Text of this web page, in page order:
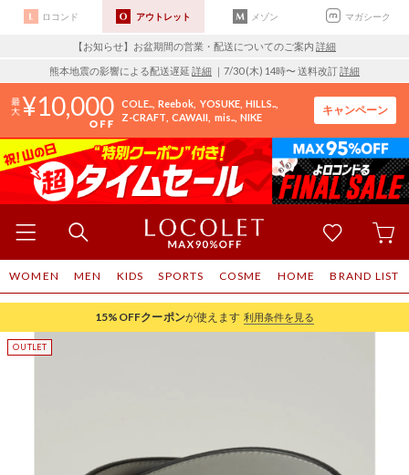
ロコンド アウトレット メゾン マガシーク
【お知らせ】お盆期間の営業・配送についてのご案内 詳細
熊本地震の影響による配送遅延 詳細 ｜7/30 (木) 14時〜 送料改訂詳細
10,000 COLE.. Reebok YOSUKE HILLS..
Z-CRAFT CAWAII mis.. NIKE
キャンペーン
WOMEN MEN KIDS SPORTS COSME HOME BRAND LIST
15%OFFクーポンが使えます 利用条件を見る